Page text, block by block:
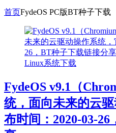
首页FydeOS PC版BT种子下载
Linux系统下载
FydeOS v9.1（
统，面向未来的云
布时间：2020-03-